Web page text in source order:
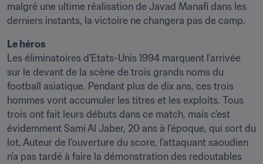
malgré une ultime réalisation de Javad Manafi dans les
derniers instants, la victoire ne changera pas de camp.
Le héros
Les éliminatoires d'Etats-Unis 1994 marquent l'arrivée
sur le devant de la scène de trois grands noms du
football asiatique. Pendant plus de dix ans, ces trois
hommes vont accumuler les titres et les exploits. Tous
trois ont fait leurs débuts dans ce match, mais c'est
évidemment Sami Al Jaber, 20 ans à l'époque, qui sort du
lot. Auteur de l'ouverture du score, l'attaquant saoudien
n'a pas tardé à faire la démonstration des redoutables